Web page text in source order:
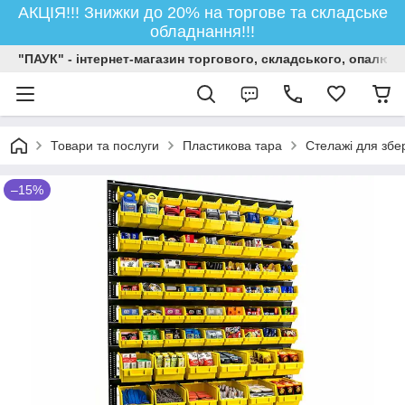
АКЦІЯ!!! Знижки до 20% на торгове та складське
обладнання!!!
"ПАУК" - інтернет-магазин торгового, складського,
Товари та послуги Пластикова тара Стелажі для
–15%